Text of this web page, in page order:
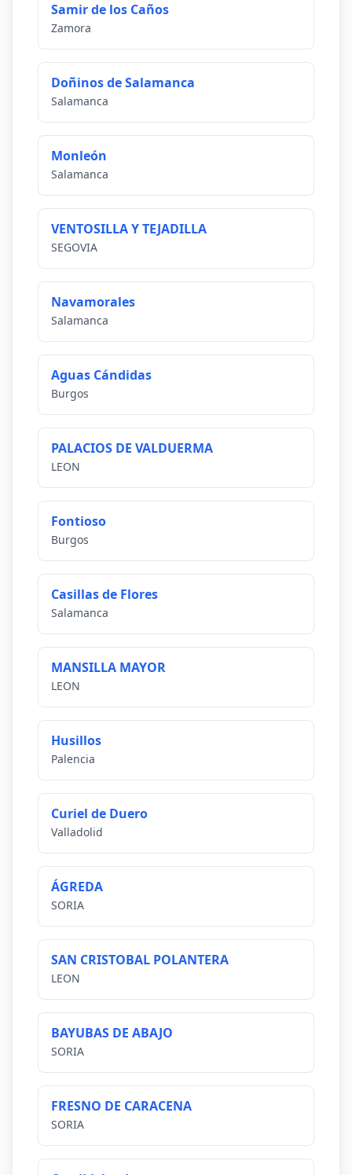
Samir de los Caños
Zamora
Doñinos de Salamanca
Salamanca
Monleón
Salamanca
VENTOSILLA Y TEJADILLA
SEGOVIA
Navamorales
Salamanca
Aguas Cándidas
Burgos
PALACIOS DE VALDUERMA
LEON
Fontioso
Burgos
Casillas de Flores
Salamanca
MANSILLA MAYOR
LEON
Husillos
Palencia
Curiel de Duero
Valladolid
ÁGREDA
SORIA
SAN CRISTOBAL POLANTERA
LEON
BAYUBAS DE ABAJO
SORIA
FRESNO DE CARACENA
SORIA